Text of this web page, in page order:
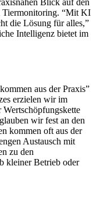
Tiermonitoring. “Mit KI
die Lösung für alles,”
Intelligenz bietet im
aus der Praxis”
erzielen wir im
wir fest an den
kommen oft aus der
Austausch mit
zu den
kleiner Betrieb oder